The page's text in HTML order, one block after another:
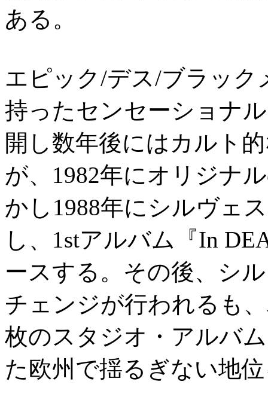
ある。
エピック/デス/ブラック
持ったセンセーショナ
開し数年後にはカルト
が、1982年にオリジナ
かし1988年にシルヴェ
し、1stアルバム『In
ースする。その後、シ
チェンジが行われるも
枚のスタジオ・アルバ
た欧州で揺るぎない地